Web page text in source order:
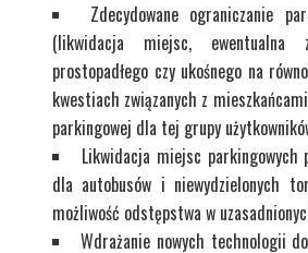
Zdecydowane ograniczanie
(likwidacja miejsc, ewentualna
prostopadłego czy ukośnego na
kwestiach związanych z
parkingowej dla tej grupy
Likwidacja miejsc parkingowych
dla autobusów i niewydzielonych
możliwość odstępstwa w
Wdrażanie nowych technologii